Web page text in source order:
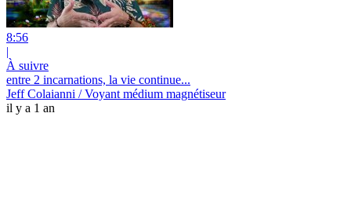
8:56
|
À suivre
entre 2 incarnations, la vie continue...
Jeff Colaianni / Voyant médium magnétiseur
il y a 1 an